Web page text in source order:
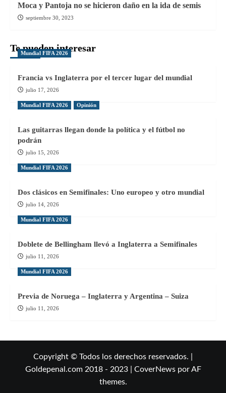
Moca y Pantoja no se hicieron daño en la ida de semis
septiembre 30, 2023
Te pueden interesar
Mundial FIFA 2026
Francia vs Inglaterra por el tercer lugar del mundial
julio 17, 2026
Mundial FIFA 2026 Opinión
Las guitarras llegan donde la política y el fútbol no
podrán
julio 15, 2026
Mundial FIFA 2026
Dos clásicos en Semifinales: Uno europeo y otro mundial
julio 14, 2026
Mundial FIFA 2026
Doblete de Bellingham llevó a Inglaterra a Semifinales
julio 11, 2026
Mundial FIFA 2026
Previa de Noruega – Inglaterra y Argentina – Suiza
julio 11, 2026
Copyright © Todos los derechos reservados. |
Goldepenal.com 2018 - 2023
CoverNewspor AF
themes.